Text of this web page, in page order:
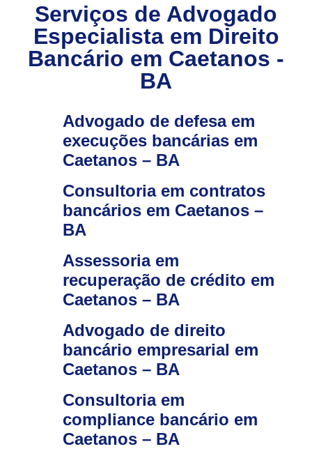
Serviços de Advogado
Especialista em Direito
Bancário em Caetanos -
BA
Advogado de defesa em
execuções bancárias em
Caetanos – BA
Consultoria em contratos
bancários em Caetanos –
BA
Assessoria em
recuperação de crédito em
Caetanos – BA
Advogado de direito
bancário empresarial em
Caetanos – BA
Consultoria em
compliance bancário em
Caetanos – BA